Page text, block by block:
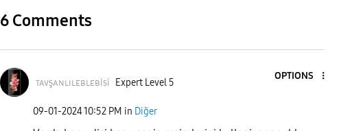
6 Comments
ᴛᴀᴠşᴀɴʟɪʟᴇʙʟᴇʙisi Expert Level 5
OPTIONS
‎09-01-202410:52 PM in Diğer